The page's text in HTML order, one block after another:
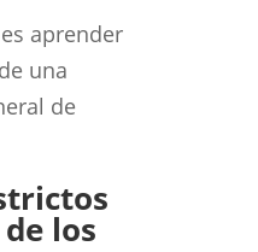
aprender
una
de
los